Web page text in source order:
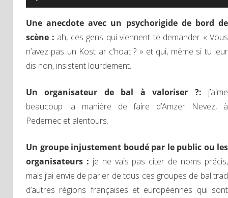
audio
Une anecdote avec un psychorigide de bord de
scène : ah, ces gens qui viennent te demander « Vous
n’avez pas un Kost ar c’hoat ? » et qui, même si tu leur
dis non, insistent lourdement.
Un organisateur de bal à valoriser ?: j’aime
beaucoup la manière de faire d’Amzer Nevez, à
Pedernec et alentours.
Un groupe injustement boudé par le public ou les
organisateurs : je ne vais pas citer de noms précis,
mais j’ai envie de parler de tous ces groupes de bal trad
d’autres régions françaises et européennes qui sont